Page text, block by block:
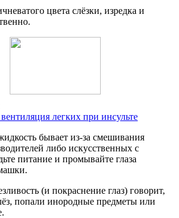
цвета слёзки, изредка и
легких при инсульте
бывает из-за смешивания
либо искусственных с
питание и промывайте глаза
(и покраснение глаз) говорит,
попали инородные предметы или